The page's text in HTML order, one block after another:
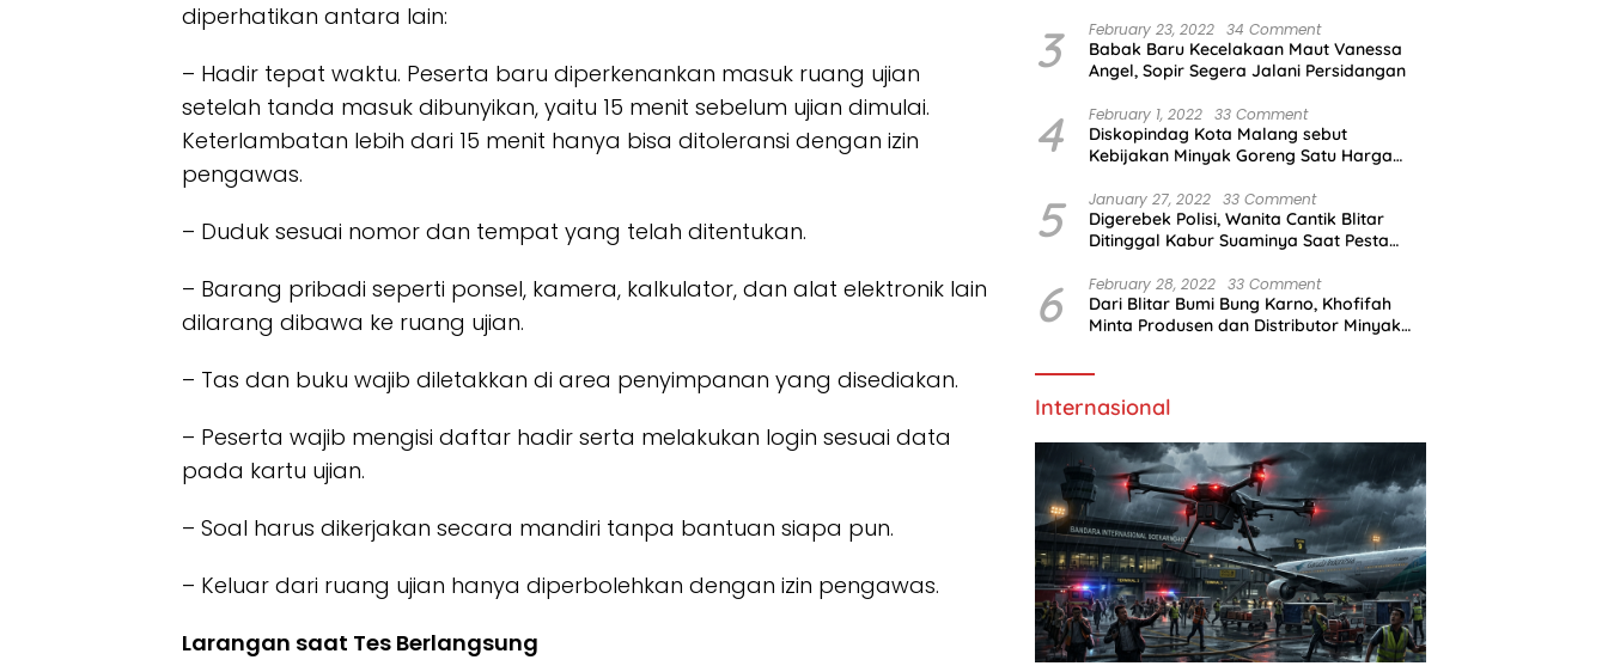
diperhatikan antara lain:
– Hadir tepat waktu. Peserta baru diperkenankan masuk ruang ujian
setelah tanda masuk dibunyikan, yaitu 15 menit sebelum ujian dimulai.
Keterlambatan lebih dari 15 menit hanya bisa ditoleransi dengan izin
pengawas.
– Duduk sesuai nomor dan tempat yang telah ditentukan.
– Barang pribadi seperti ponsel, kamera, kalkulator, dan alat elektronik lain
dilarang dibawa ke ruang ujian.
– Tas dan buku wajib diletakkan di area penyimpanan yang disediakan.
– Peserta wajib mengisi daftar hadir serta melakukan login sesuai data
pada kartu ujian.
– Soal harus dikerjakan secara mandiri tanpa bantuan siapa pun.
– Keluar dari ruang ujian hanya diperbolehkan dengan izin pengawas.
Larangan saat Tes Berlangsung
3 February 23, 2022 34 Comment
Babak Baru Kecelakaan Maut Vanessa
Angel, Sopir Segera Jalani Persidangan
4 February 1, 2022 33 Comment
Diskopindag Kota Malang sebut
Kebijakan Minyak Goreng Satu Harga
5 January 27, 2022 33 Comment
Digerebek Polisi, Wanita Cantik Blitar
Ditinggal Kabur Suaminya Saat Pesta
6 February 28, 2022 33 Comment
Dari Blitar Bumi Bung Karno, Khofifah
Minta Produsen dan Distributor Minyak
Internasional